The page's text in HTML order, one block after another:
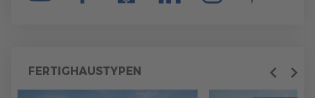
FERTIGHAUSTYPEN Previous